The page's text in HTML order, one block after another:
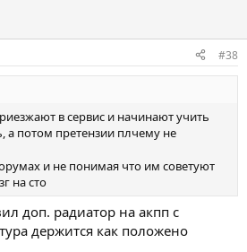
#38
в сервис и начинают учить
а потом претензии плчему не
и не понимая что им советуют
на сто
доп. радиатор на акпп с
держится как положено